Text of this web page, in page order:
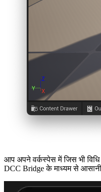
आप अपने वर्कस्पेस में जिस भी
DCC Bridge के माध्यम से आसानी